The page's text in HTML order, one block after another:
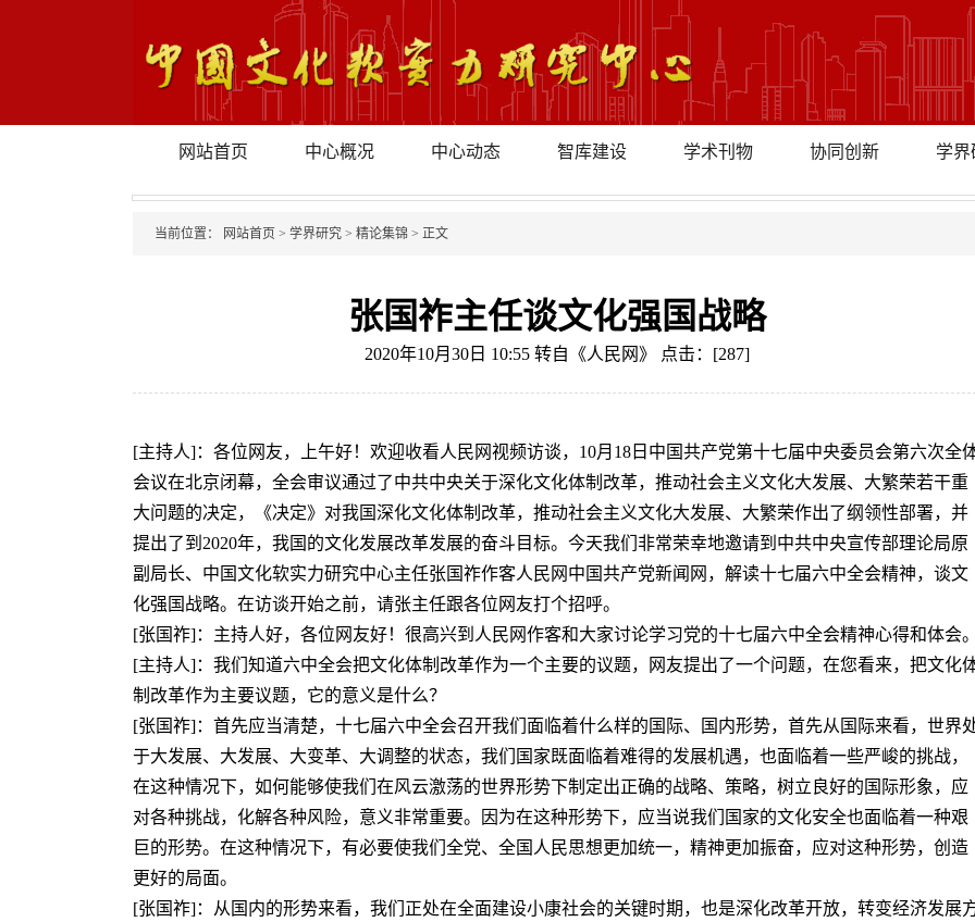
网站首页 中心概况 中心动态 智库建设 学术刊物 协同创新 学界
当前位置： 网站首页 > 学界研究 > 精论集锦 > 正文
张国祚主任谈文化强国战略
2020年10月30日 10:55 转自《人民网》 点击：[287]
[主持人]：各位网友，上午好！欢迎收看人民网视频访谈，10月18日中国共产党第十七届中央委员会第六次全
会议在北京闭幕，全会审议通过了中共中央关于深化文化体制改革，推动社会主义文化大发展、大繁荣若干重
大问题的决定，《决定》对我国深化文化体制改革，推动社会主义文化大发展、大繁荣作出了纲领性部署，并
提出了到2020年，我国的文化发展改革发展的奋斗目标。今天我们非常荣幸地邀请到中共中央宣传部理论局原
副局长、中国文化软实力研究中心主任张国祚作客人民网中国共产党新闻网，解读十七届六中全会精神，谈文
化强国战略。在访谈开始之前，请张主任跟各位网友打个招呼。
[张国祚]：主持人好，各位网友好！很高兴到人民网作客和大家讨论学习党的十七届六中全会精神心得和体会。
[主持人]：我们知道六中全会把文化体制改革作为一个主要的议题，网友提出了一个问题，在您看来，把文化
制改革作为主要议题，它的意义是什么？
[张国祚]：首先应当清楚，十七届六中全会召开我们面临着什么样的国际、国内形势，首先从国际来看，世界
于大发展、大发展、大变革、大调整的状态，我们国家既面临着难得的发展机遇，也面临着一些严峻的挑战，
在这种情况下，如何能够使我们在风云激荡的世界形势下制定出正确的战略、策略，树立良好的国际形象，应
对各种挑战，化解各种风险，意义非常重要。因为在这种形势下，应当说我们国家的文化安全也面临着一种艰
巨的形势。在这种情况下，有必要使我们全党、全国人民思想更加统一，精神更加振奋，应对这种形势，创造
更好的局面。
[张国祚]：从国内的形势来看，我们正处在全面建设小康社会的关键时期，也是深化改革开放，转变经济发展